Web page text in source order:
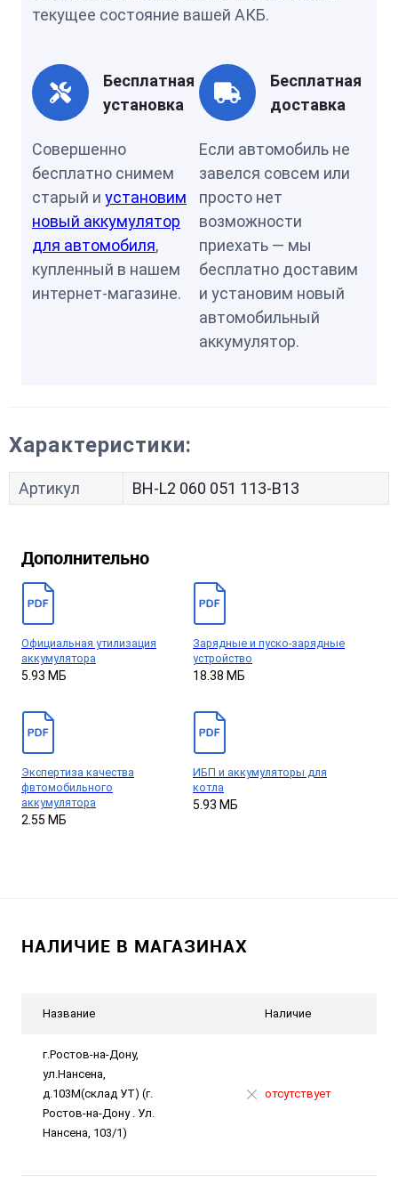
текущее состояние вашей АКБ.
Бесплатная
установка
Совершенно
бесплатно снимем
старый и установим
новый аккумулятор
для автомобиля,
купленный в нашем
интернет-магазине.
Бесплатная
доставка
Если автомобиль не
завелся совсем или
просто нет
возможности
приехать — мы
бесплатно доставим
и установим новый
автомобильный
аккумулятор.
Характеристики:
Артикул BH-L2 060 051 113-B13
Дополнительно
Официальная утилизация
аккумулятора
5.93 МБ
Зарядные и пуско-зарядные
устройство
18.38 МБ
Экспертиза качества
фвтомобильного
аккумулятора
2.55 МБ
ИБП и аккумуляторы для
котла
5.93 МБ
НАЛИЧИЕ В МАГАЗИНАХ
Название Наличие
г.Ростов-на-Дону,
ул.Нансена,
д.103М(склад УТ) (г.
Ростов-на-Дону . Ул.
Нансена, 103/1)
отсутствует